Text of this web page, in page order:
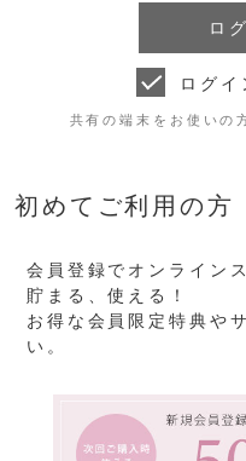
ログイ
共有の端末をお使いの
初めてご利用の方
会員登録でオンライン
貯まる、使える！
お得な会員限定特典や
い。